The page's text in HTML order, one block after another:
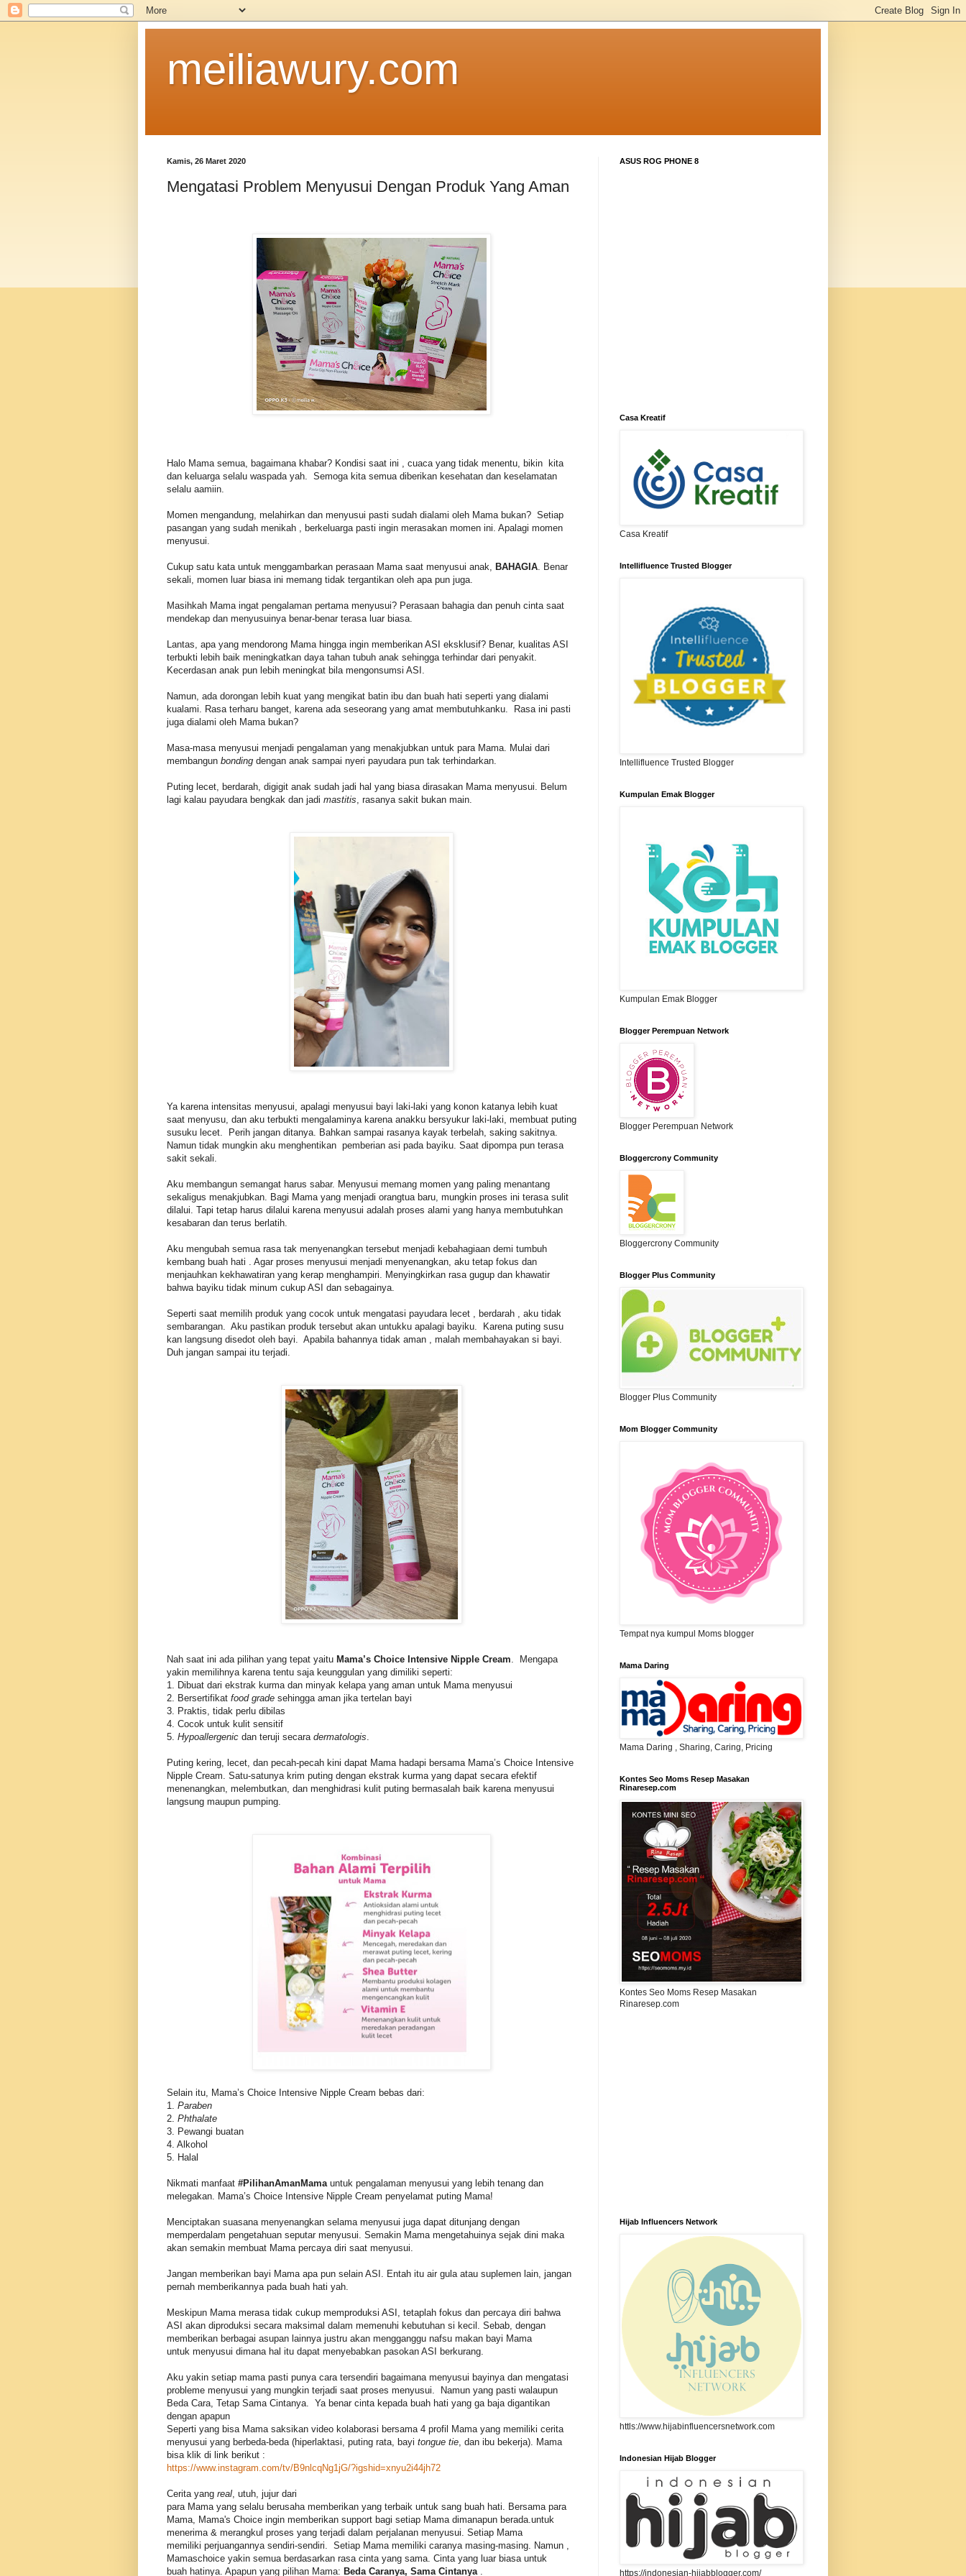
meiliawury.com
Kamis, 26 Maret 2020
Mengatasi Problem Menyusui Dengan Produk Yang Aman
Halo Mama semua, bagaimana khabar? Kondisi saat ini , cuaca yang tidak menentu, bikin kita
dan keluarga selalu waspada yah. Semoga kita semua diberikan kesehatan dan keselamatan
selalu aamiin.
Momen mengandung, melahirkan dan menyusui pasti sudah dialami oleh Mama bukan? Setiap
pasangan yang sudah menikah , berkeluarga pasti ingin merasakan momen ini. Apalagi momen
menyusui.
Cukup satu kata untuk menggambarkan perasaan Mama saat menyusui anak, BAHAGIA . Benar
sekali, momen luar biasa ini memang tidak tergantikan oleh apa pun juga.
Masihkah Mama ingat pengalaman pertama menyusui? Perasaan bahagia dan penuh cinta saat
mendekap dan menyusuinya benar-benar terasa luar biasa.
Lantas, apa yang mendorong Mama hingga ingin memberikan ASI eksklusif? Benar, kualitas ASI
terbukti lebih baik meningkatkan daya tahan tubuh anak sehingga terhindar dari penyakit.
Kecerdasan anak pun lebih meningkat bila mengonsumsi ASI.
Namun, ada dorongan lebih kuat yang mengikat batin ibu dan buah hati seperti yang dialami
kualami. Rasa terharu banget, karena ada seseorang yang amat membutuhkanku. Rasa ini pasti
juga dialami oleh Mama bukan?
Masa-masa menyusui menjadi pengalaman yang menakjubkan untuk para Mama. Mulai dari
membangun bonding dengan anak sampai nyeri payudara pun tak terhindarkan.
Puting lecet, berdarah, digigit anak sudah jadi hal yang biasa dirasakan Mama menyusui. Belum
lagi kalau payudara bengkak dan jadi mastitis , rasanya sakit bukan main.
Ya karena intensitas menyusui, apalagi menyusui bayi laki-laki yang konon katanya lebih kuat
saat menyusu, dan aku terbukti mengalaminya karena anakku bersyukur laki-laki, membuat puting
susuku lecet. Perih jangan ditanya. Bahkan sampai rasanya kayak terbelah, saking sakitnya.
Namun tidak mungkin aku menghentikan pemberian asi pada bayiku. Saat dipompa pun terasa
sakit sekali.
Aku membangun semangat harus sabar. Menyusui memang momen yang paling menantang
sekaligus menakjubkan. Bagi Mama yang menjadi orangtua baru, mungkin proses ini terasa sulit
dilalui. Tapi tetap harus dilalui karena menyusui adalah proses alami yang hanya membutuhkan
kesabaran dan terus berlatih.
Aku mengubah semua rasa tak menyenangkan tersebut menjadi kebahagiaan demi tumbuh
kembang buah hati . Agar proses menyusui menjadi menyenangkan, aku tetap fokus dan
menjauhkan kekhawatiran yang kerap menghampiri. Menyingkirkan rasa gugup dan khawatir
bahwa bayiku tidak minum cukup ASI dan sebagainya.
Seperti saat memilih produk yang cocok untuk mengatasi payudara lecet , berdarah , aku tidak
sembarangan. Aku pastikan produk tersebut akan untukku apalagi bayiku. Karena puting susu
kan langsung disedot oleh bayi. Apabila bahannya tidak aman , malah membahayakan si bayi.
Duh jangan sampai itu terjadi.
Nah saat ini ada pilihan yang tepat yaitu Mama’s Choice Intensive Nipple Cream . Mengapa
yakin memilihnya karena tentu saja keunggulan yang dimiliki seperti:
1. Dibuat dari ekstrak kurma dan minyak kelapa yang aman untuk Mama menyusui
2. Bersertifikat food grade sehingga aman jika tertelan bayi
3. Praktis, tidak perlu dibilas
4. Cocok untuk kulit sensitif
5. Hypoallergenic dan teruji secara dermatologis
Puting kering, lecet, dan pecah-pecah kini dapat Mama hadapi bersama Mama’s Choice Intensive
Nipple Cream. Satu-satunya krim puting dengan ekstrak kurma yang dapat secara efektif
menenangkan, melembutkan, dan menghidrasi kulit puting bermasalah baik karena menyusui
langsung maupun pumping.
Selain itu, Mama’s Choice Intensive Nipple Cream bebas dari:
1. Paraben
2. Phthalate
3. Pewangi buatan
4. Alkohol
5. Halal
Nikmati manfaat #PilihanAmanMama untuk pengalaman menyusui yang lebih tenang dan
melegakan. Mama’s Choice Intensive Nipple Cream penyelamat puting Mama!
Menciptakan suasana menyenangkan selama menyusui juga dapat ditunjang dengan
memperdalam pengetahuan seputar menyusui. Semakin Mama mengetahuinya sejak dini maka
akan semakin membuat Mama percaya diri saat menyusui.
Jangan memberikan bayi Mama apa pun selain ASI. Entah itu air gula atau suplemen lain, jangan
pernah memberikannya pada buah hati yah.
Meskipun Mama merasa tidak cukup memproduksi ASI, tetaplah fokus dan percaya diri bahwa
ASI akan diproduksi secara maksimal dalam memenuhi kebutuhan si kecil. Sebab, dengan
memberikan berbagai asupan lainnya justru akan mengganggu nafsu makan bayi Mama
untuk menyusui dimana hal itu dapat menyebabkan pasokan ASI berkurang.
Aku yakin setiap mama pasti punya cara tersendiri bagaimana menyusui bayinya dan mengatasi
probleme menyusui yang mungkin terjadi saat proses menyusui. Namun yang pasti walaupun
Beda Cara, Tetap Sama Cintanya. Ya benar cinta kepada buah hati yang ga baja digantikan
dengan apapun
Seperti yang bisa Mama saksikan video kolaborasi bersama 4 profil Mama yang memiliki cerita
menyusui yang berbeda-beda (hiperlaktasi, puting rata, bayi tongue tie , dan ibu bekerja). Mama
bisa klik di link berikut :
https://www.instagram.com/tv/B9nlcqNg1jG/?igshid=xnyu2i44jh72
Cerita yang real , utuh, jujur dari
para Mama yang selalu berusaha memberikan yang terbaik untuk sang buah hati. Bersama para
Mama, Mama's Choice ingin memberikan support bagi setiap Mama dimanapun berada.untuk
menerima & merangkul proses yang terjadi dalam perjalanan menyusui. Setiap Mama
memiliki perjuangannya sendiri-sendiri. Setiap Mama memiliki caranya masing-masing. Namun ,
Mamaschoice yakin semua berdasarkan rasa cinta yang sama. Cinta yang luar biasa untuk
buah hatinya. Apapun yang pilihan Mama: Beda Caranya, Sama Cintanya
ASUS ROG PHONE 8
Casa Kreatif
Casa Kreatif
Intellifluence Trusted Blogger
Intellifluence Trusted Blogger
Kumpulan Emak Blogger
Kumpulan Emak Blogger
Blogger Perempuan Network
Blogger Perempuan Network
Bloggercrony Community
Bloggercrony Community
Blogger Plus Community
Blogger Plus Community
Mom Blogger Community
Tempat nya kumpul Moms blogger
Mama Daring
Mama Daring , Sharing, Caring, Pricing
Kontes Seo Moms Resep Masakan
Rinaresep.com
Kontes Seo Moms Resep Masakan
Rinaresep.com
Hijab Influencers Network
httls://www.hijabinfluencersnetwork.com
Indonesian Hijab Blogger
https://indonesian-hijabblogger.com/